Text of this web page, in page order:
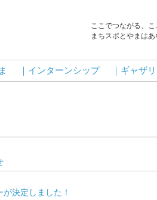
ここでつながる、こ
まちスポとやまは
｜インターンシップ ｜ギャザ
決定しました！